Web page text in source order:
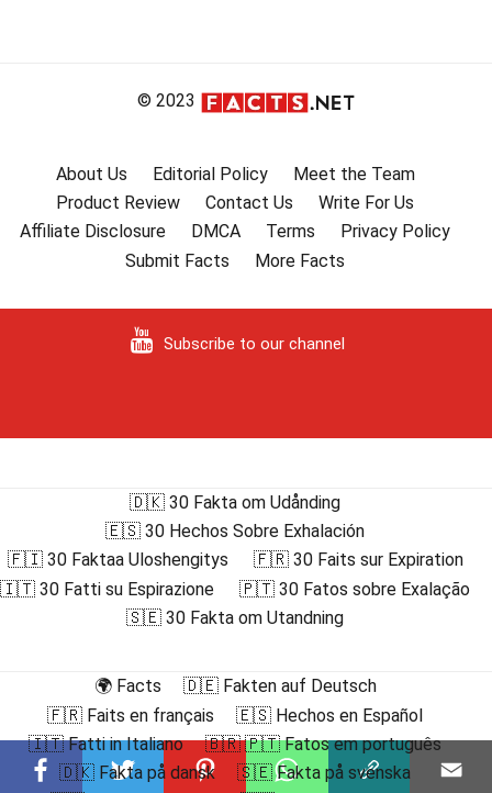
© 2023
About Us Editorial Policy
Meet the Team
Product Review
Contact Us
Write For Us
Affiliate Disclosure
DMCA Terms
Privacy Policy
Submit Facts
More Facts
Subscribe to our channel
🇩🇰 30 Fakta om Udånding
🇪🇸 30 Hechos Sobre Exhalación
🇫🇮 30 Faktaa Uloshengitys
🇫🇷 30 Faits sur Expiration
🇮🇹 30 Fatti su Espirazione
🇵🇹 30 Fatos sobre Exalação
🇸🇪 30 Fakta om Utandning
🌍 Facts
🇩🇪 Fakten auf Deutsch
🇫🇷 Faits en français
🇪🇸 Hechos en Español
🇮🇹 Fatti in Italiano
🇧🇷 🇵🇹 Fatos em português
🇩🇰 Fakta på dansk
🇸🇪 Fakta på svenska